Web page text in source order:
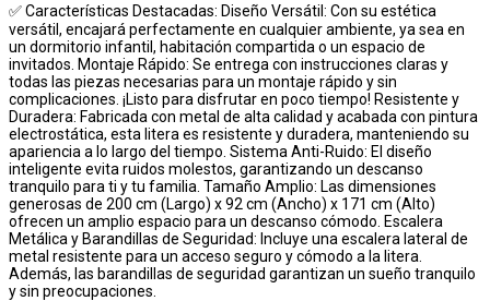
✅ Características Destacadas: Diseño Versátil: Con su estética
versátil, encajará perfectamente en cualquier ambiente, ya sea en
un dormitorio infantil, habitación compartida o un espacio de
invitados. Montaje Rápido: Se entrega con instrucciones claras y
todas las piezas necesarias para un montaje rápido y sin
complicaciones. ¡Listo para disfrutar en poco tiempo! Resistente y
Duradera: Fabricada con metal de alta calidad y acabada con pintura
electrostática, esta litera es resistente y duradera, manteniendo su
apariencia a lo largo del tiempo. Sistema Anti-Ruido: El diseño
inteligente evita ruidos molestos, garantizando un descanso
tranquilo para ti y tu familia. Tamaño Amplio: Las dimensiones
generosas de 200 cm (Largo) x 92 cm (Ancho) x 171 cm (Alto)
ofrecen un amplio espacio para un descanso cómodo. Escalera
Metálica y Barandillas de Seguridad: Incluye una escalera lateral de
metal resistente para un acceso seguro y cómodo a la litera.
Además, las barandillas de seguridad garantizan un sueño tranquilo
y sin preocupaciones.